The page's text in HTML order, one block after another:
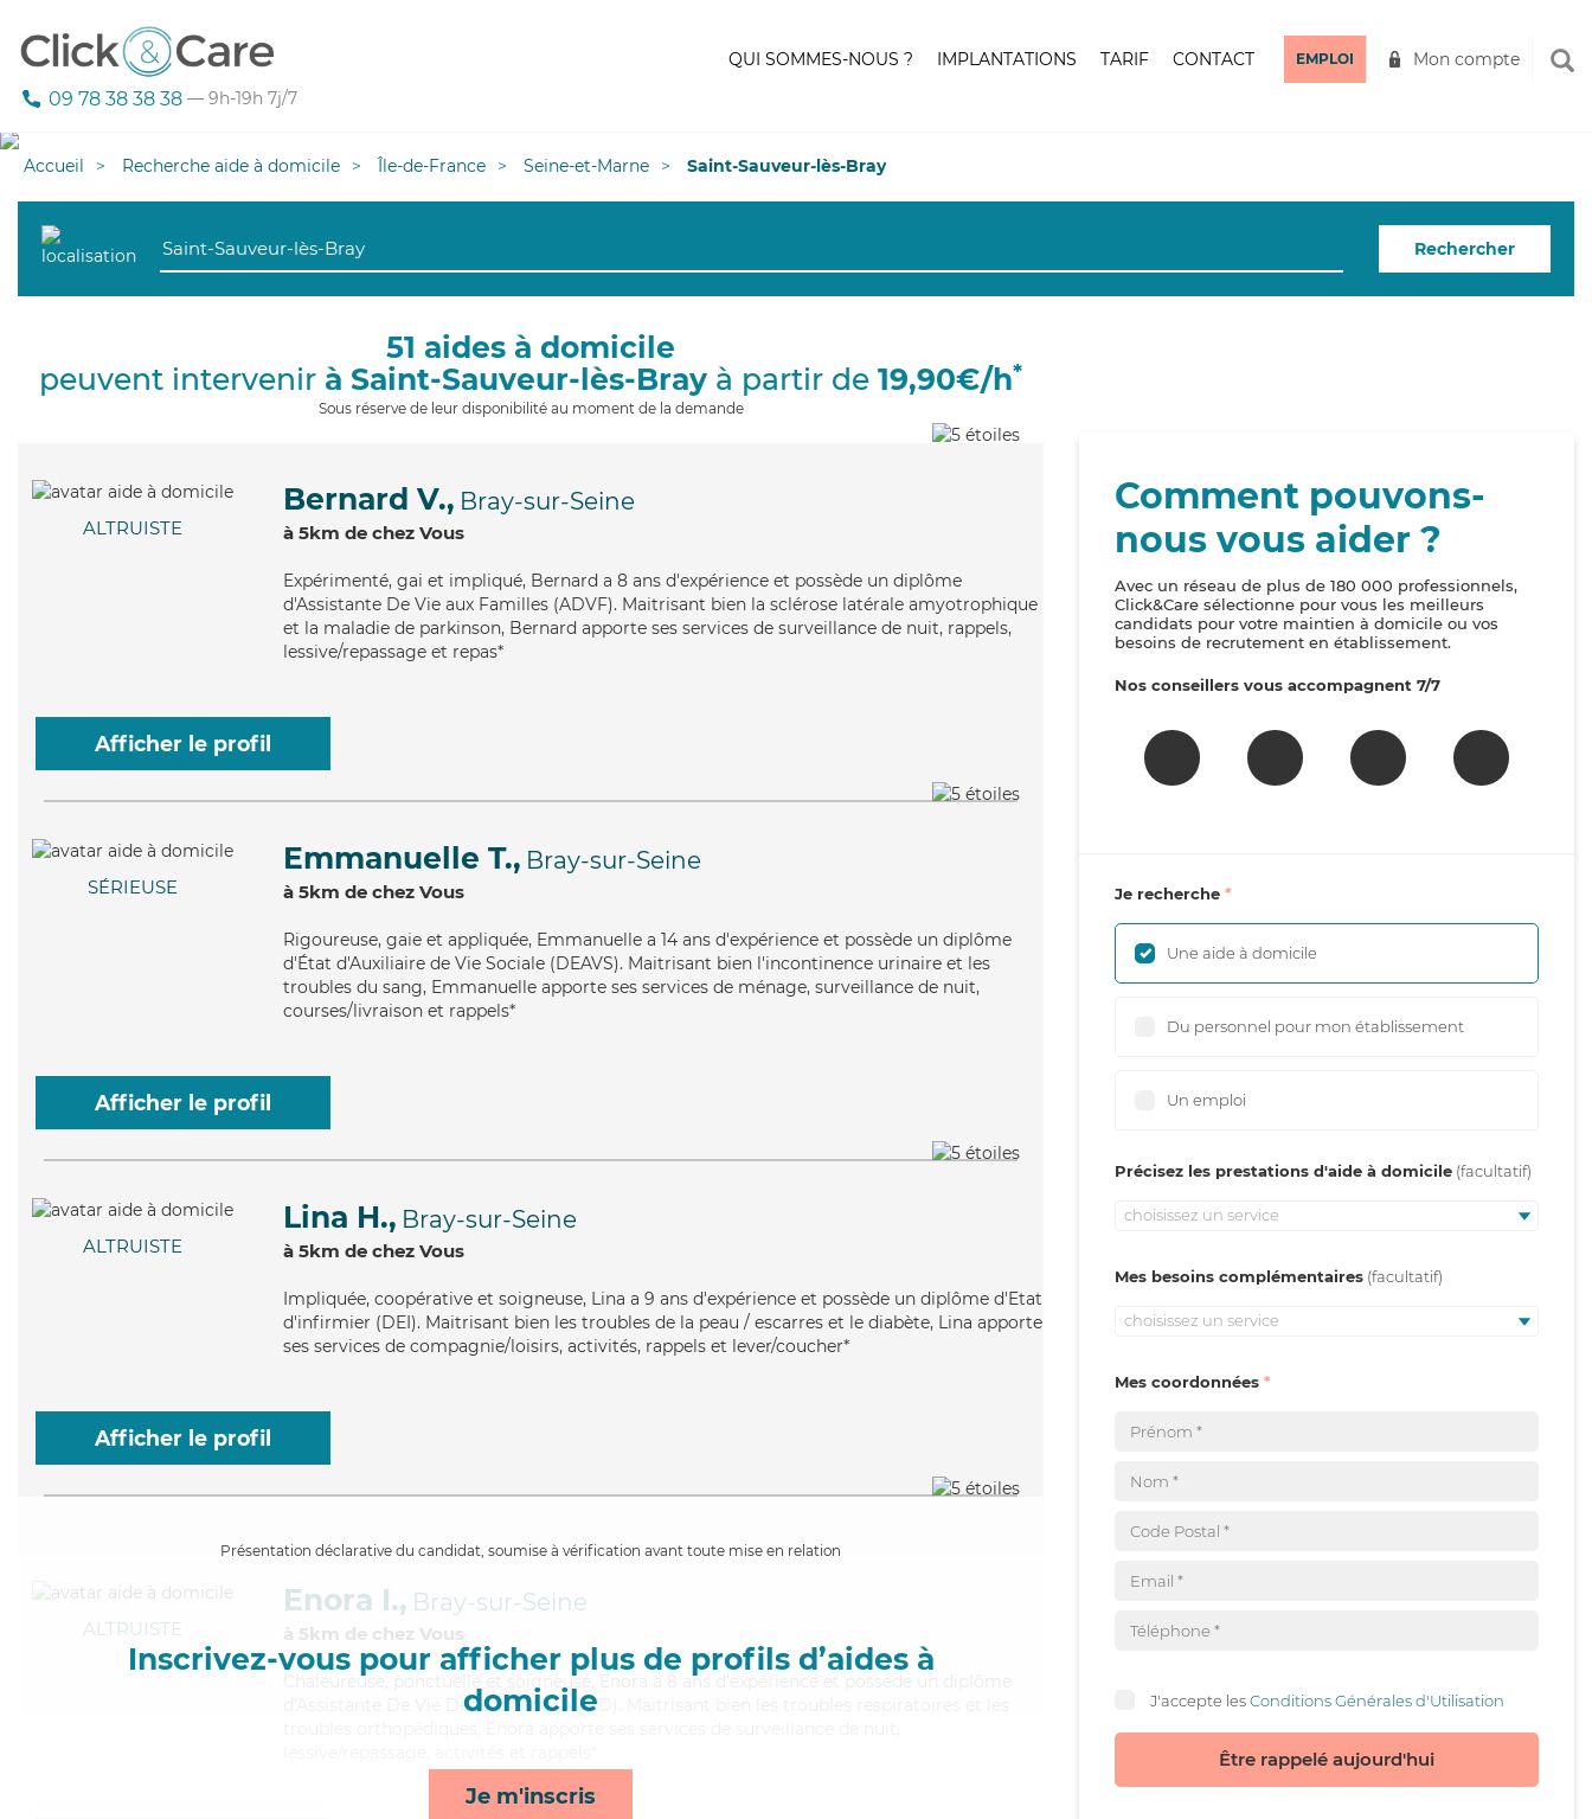
09 78 38 38 38 — 9h-19h 7j/7
QUI SOMMES-NOUS ? IMPLANTATIONS TARIF CONTACT EMPLOI Mon compte
Accueil Recherche aide à domicile Île-de-France Seine-et-Marne Saint-Sauveur-lès-Bray
Rechercher
51 aides à domicile
peuvent intervenir à Saint-Sauveur-lès-Bray à partir de 19,90€/h*
Sous réserve de leur disponibilité au moment de la demande
ALTRUISTE
Bernard V., Bray-sur-Seine
à 5km de chez Vous
Expérimenté, gai et impliqué, Bernard a 8 ans d'expérience et possède un diplôme
d'Assistante De Vie aux Familles (ADVF). Maitrisant bien la sclérose latérale amyotrophique
et la maladie de parkinson, Bernard apporte ses services de surveillance de nuit, rappels,
lessive/repassage et repas*
Afficher le profil
SÉRIEUSE
Emmanuelle T., Bray-sur-Seine
à 5km de chez Vous
Rigoureuse, gaie et appliquée, Emmanuelle a 14 ans d'expérience et possède un diplôme
d'État d'Auxiliaire de Vie Sociale (DEAVS). Maitrisant bien l'incontinence urinaire et les
troubles du sang, Emmanuelle apporte ses services de ménage, surveillance de nuit,
courses/livraison et rappels*
Afficher le profil
ALTRUISTE
Lina H., Bray-sur-Seine
à 5km de chez Vous
Impliquée, coopérative et soigneuse, Lina a 9 ans d'expérience et possède un diplôme d'Etat
d'infirmier (DEI). Maitrisant bien les troubles de la peau / escarres et le diabète, Lina apporte
ses services de compagnie/loisirs, activités, rappels et lever/coucher*
Afficher le profil
Présentation déclarative du candidat, soumise à vérification avant toute mise en relation
Inscrivez-vous pour afficher plus de profils d’aides à
domicile
Je m'inscris
ALTRUISTE
Enora I., Bray-sur-Seine
à 5km de chez Vous
Chaleureuse
, ponctuelle et soigneuse, Enora a 8 ans d'expérience et possède un diplôme
d'Assistante De Vie Dépendance (ADVD). Maitrisant bien les troubles respiratoires et les
Comment pouvons-
nous vous aider ?
Avec un réseau de plus de 180 000 professionnels,
Click&Care sélectionne pour vous les meilleurs
candidats pour votre maintien à domicile ou vos
besoins de recrutement en établissement.
Nos conseillers vous accompagnent 7/7
Je recherche
Une aide à domicile
Du personnel pour mon établissement
Un emploi
Précisez les prestations d'aide à domicile
choisissez un service
Mes besoins complémentaires
choisissez un service
Mes coordonnées
J'accepte lesConditions Générales d'Utilisation
Être rappelé aujourd'hui